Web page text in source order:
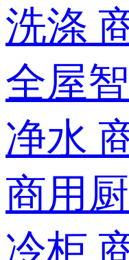
洗涤
全屋
净水
商用
冷柜